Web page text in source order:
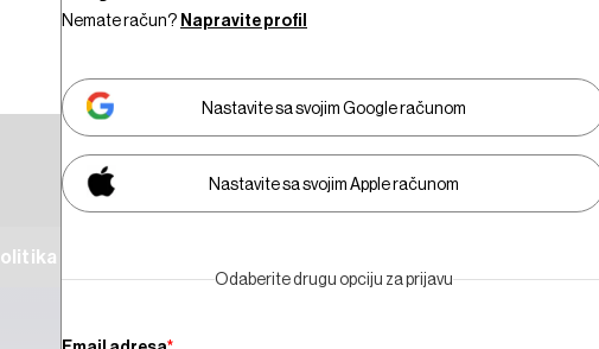
Nemate račun? Napravite profil
Nastavite sa svojim Google računom
Nastavite sa svojim Apple računom
Odaberite drugu opciju za prijavu